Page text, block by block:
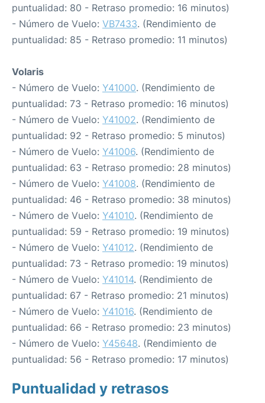
puntualidad: 80 - Retraso promedio: 16 minutos)
- Número de Vuelo: VB7433. (Rendimiento de
puntualidad: 85 - Retraso promedio: 11 minutos)
Volaris
- Número de Vuelo: Y41000. (Rendimiento de
puntualidad: 73 - Retraso promedio: 16 minutos)
- Número de Vuelo: Y41002. (Rendimiento de
puntualidad: 92 - Retraso promedio: 5 minutos)
- Número de Vuelo: Y41006. (Rendimiento de
puntualidad: 63 - Retraso promedio: 28 minutos)
- Número de Vuelo: Y41008. (Rendimiento de
puntualidad: 46 - Retraso promedio: 38 minutos)
- Número de Vuelo: Y41010. (Rendimiento de
puntualidad: 59 - Retraso promedio: 19 minutos)
- Número de Vuelo: Y41012. (Rendimiento de
puntualidad: 73 - Retraso promedio: 19 minutos)
- Número de Vuelo: Y41014. (Rendimiento de
puntualidad: 67 - Retraso promedio: 21 minutos)
- Número de Vuelo: Y41016. (Rendimiento de
puntualidad: 66 - Retraso promedio: 23 minutos)
- Número de Vuelo: Y45648. (Rendimiento de
puntualidad: 56 - Retraso promedio: 17 minutos)
Puntualidad y retrasos